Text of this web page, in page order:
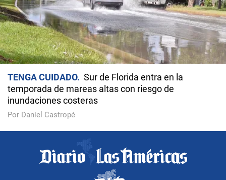
TENGA CUIDADO
Sur de Florida entra en la
temporada de mareas altas con riesgo de
inundaciones costeras
Por Daniel Castropé